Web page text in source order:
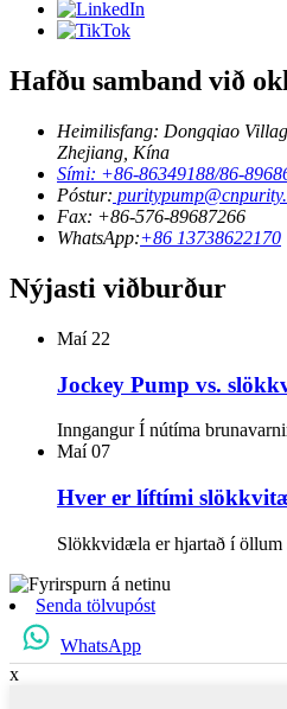
Hafðu samband við
Heimilisfang: Dongqiao
Zhejiang, Kína
Sími: +86-86349188/86-
Póstur:
Fax: +86-576-89687266
WhatsApp:+86 13738622170
Nýjasti viðburður
Maí 22
Jockey Pump vs.
Inngangur Í nútíma
Maí 07
Hver er líftími
Slökkvidæla er hjartað í öllum
Senda tölvupóst
WhatsApp
x